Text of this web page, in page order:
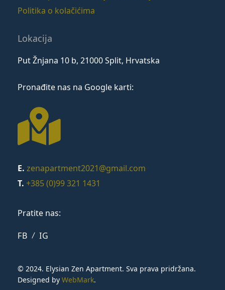
Politika o kolačićima
Lokacija
Put Žnjana 10 b, 21000 Split, Hrvatska
Pronađite nas na Google karti:
E. zenapartment2021@gmail.com
T. +385 (0)99 321 1431
Pratite nas:
FB IG
© 2024. Elysian Zen Apartment. Sva prava pridržana.
Designed by WebMark.